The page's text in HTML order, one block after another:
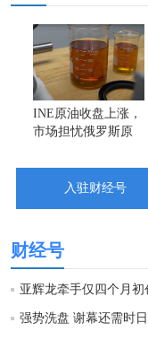
15:50:27
15:45:20
INE原油收盘上涨，
市场担忧俄罗斯原
入驻财经号
财经号
强势洗盘 谢幕还需时日